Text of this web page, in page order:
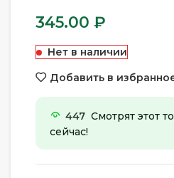
345.00 ₽
Нет в наличии
Добавить в
447 Смотрят этот
сейчас!